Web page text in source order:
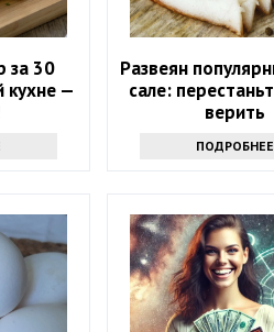
за 30
кухне —
Развеян
сале:
верить
ПОДРОБНЕЕ